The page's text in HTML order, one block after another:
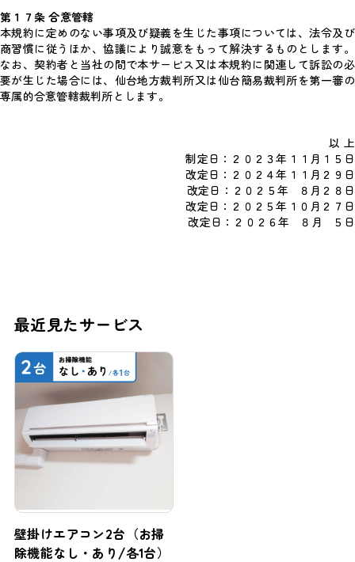
第１７条 合意管轄
本規約に定めのない事項及び疑義を生じた事項については、法令及び
商習慣に従うほか、協議により誠意をもって解決するものとします。
なお、契約者と当社の間で本サービス又は本規約に関連して訴訟の必
要が生じた場合には、仙台地方裁判所又は仙台簡易裁判所を第一審の
専属的合意管轄裁判所とします。
以 上
制定日：２０２３年１１月１５日
改定日：２０２４年１１月２９日
改定日：２０２５年 ８月２８日
改定日：２０２５年１０月２７日
改定日：２０２６年 ８月 ５日
最近見たサービス
壁掛けエアコン2台（お掃
除機能なし・あり/各1台）